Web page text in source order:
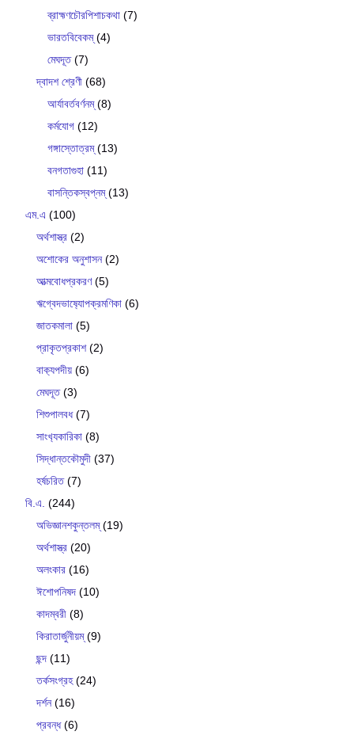
ব্রাহ্মণচৌরপিশাচকথা (7)
ভারতবিবেকম্(4)
মেঘদূত(7)
দ্বাদশ শ্রেণী (68)
আর্যাবর্তবর্ণনম্(8)
কর্মযোগ (12)
গঙ্গাস্তোত্রম্(13)
বনগতাগুহা (11)
বাসন্তিকস্বপ্নম্(13)
এম.এ (100)
অর্থশাস্ত্র (2)
অশোকের অনুশাসন(2)
আত্মবোধপ্রকরণ(5)
ঋগ্বেদভাষ‍্যোপক্রমণিকা (6)
জাতকমালা (5)
প্রাকৃতপ্রকাশ(2)
বাক‍্যপদীয় (6)
মেঘদূত(3)
শিশুপালবধ(7)
সাংখ‍্যকারিকা (8)
সিদ্ধান্তকৌমুদী (37)
হর্ষচরিত(7)
বি.এ. (244)
অভিজ্ঞানশকুন্তলম্(19)
অর্থশাস্ত্র (20)
অলংকার (16)
ঈশোপনিষদ (10)
কাদম্বরী (8)
কিরাতার্জুনীয়ম্(9)
ছন্দ (11)
তর্কসংগ্রহ(24)
দর্শন(16)
প্রবন্ধ(6)